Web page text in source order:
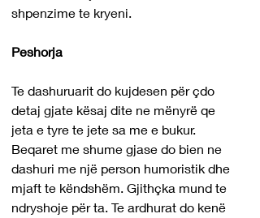
shpenzime te kryeni.
Peshorja
Te dashuruarit do kujdesen për çdo
detaj gjate kësaj dite ne mënyrë qe
jeta e tyre te jete sa me e bukur.
Beqaret me shume gjase do bien ne
dashuri me një person humoristik dhe
mjaft te këndshëm. Gjithçka mund te
ndryshoje për ta. Te ardhurat do kenë